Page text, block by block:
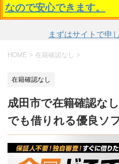
なので安心できます。
まずはサイトで申
HOME > 在籍確認なし >
在籍確認なし
成田市で在籍確認な
でも借りれる優良ソ